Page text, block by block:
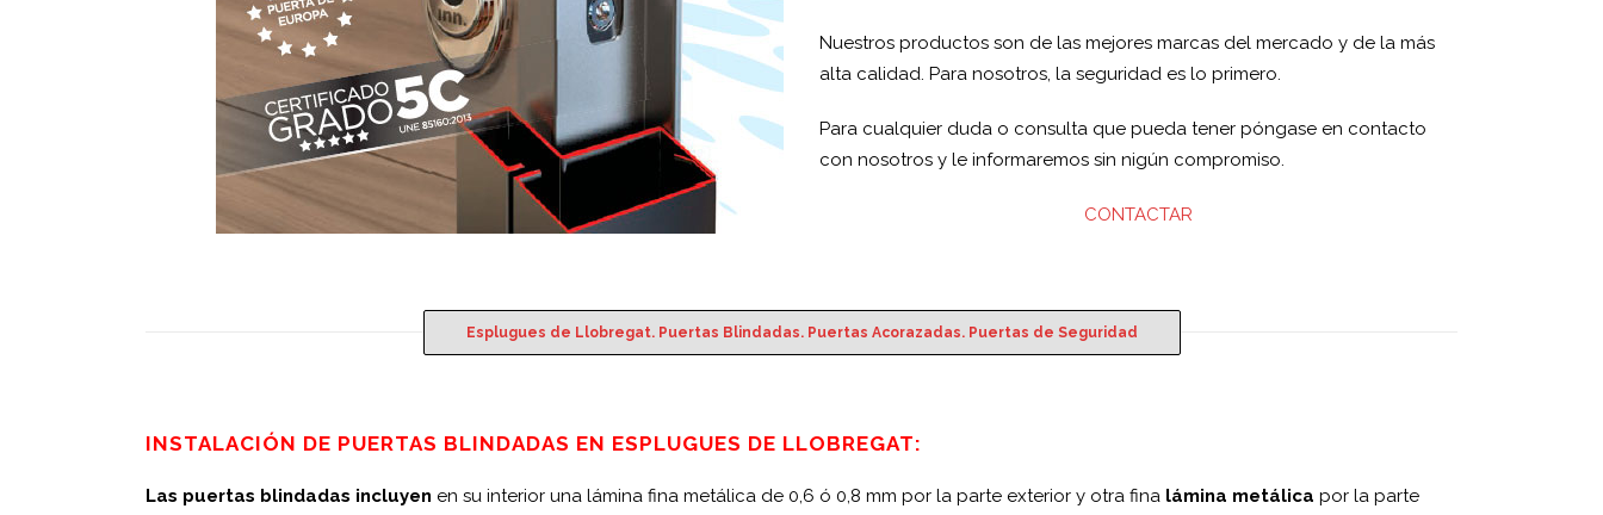
Nuestros productos son de las mejores marcas del mercado y de la más
alta calidad. Para nosotros, la seguridad es lo primero.
Para cualquier duda o consulta que pueda tener póngase en contacto
con nosotros y le informaremos sin nigún compromiso.
CONTACTAR
Esplugues de Llobregat. Puertas Blindadas. Puertas Acorazadas. Puertas de Seguridad
INSTALACIÓN DE PUERTAS BLINDADAS EN ESPLUGUES DE LLOBREGAT:
Las puertas blindadas incluyen en su interior una lámina fina metálica de 0,6 ó 0,8 mm por la parte exterior y otra fina lámina metálica por la parte